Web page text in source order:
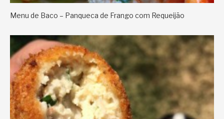
Menu de Baco – Panqueca de Frango com Requeijão